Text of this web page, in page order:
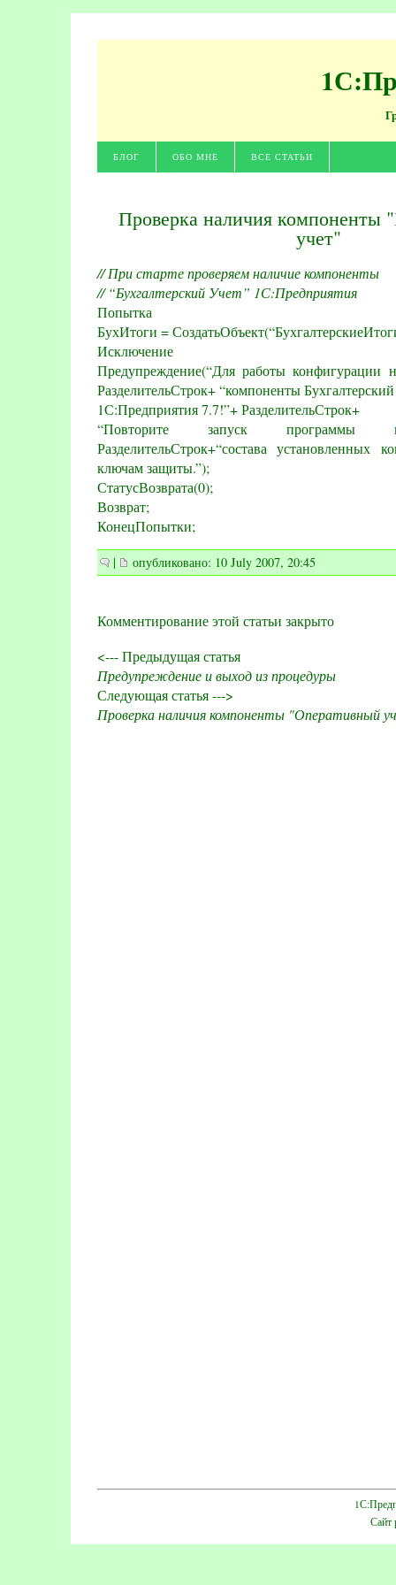
БЛОГ ОБО МНЕ ВСЕ СТАТЬИ
Проверка наличия компоненты
учет"
// При старте проверяем наличие компоненты
// “Бухгалтерский Учет” 1С:Предприятия
Попытка
БухИтоги =
Исключение
Предупреждение(“Для работы конфигурации
РазделительСтрок+ “компоненты
1С:Предприятия 7.7!”+ РазделительСтрок+
“Повторите запуск программы
РазделительСтрок+“состава установленных
ключам защиты.”);
СтатусВозврата(0);
Возврат;
КонецПопытки;
| опубликовано: 10 July 2007, 20:45
Комментирование этой статьи закрыто
<--- Предыдущая статья
Предупреждение и выход из процедуры
Следующая статья --->
Проверка наличия компоненты "Оперативный
Сайт